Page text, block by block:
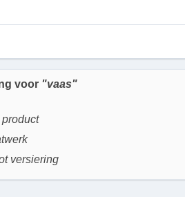
voor "vaas"
versiering